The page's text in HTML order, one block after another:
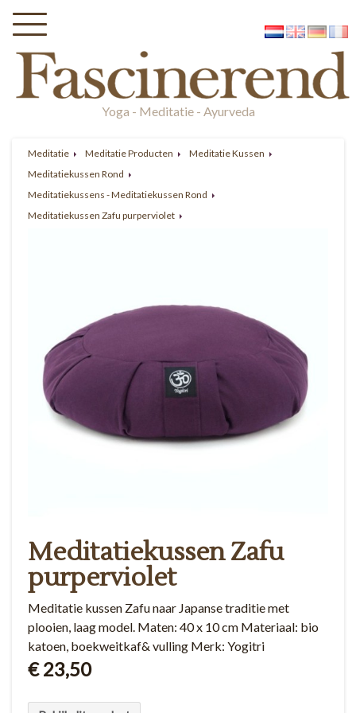
Yoga - Meditatie - Ayurveda
Meditatie Meditatie Producten
Meditatie Kussen
Meditatiekussen Rond
Meditatiekussens - Meditatiekussen Rond
Meditatiekussen Zafu purperviolet
Meditatiekussen Zafu
purperviolet
Meditatie kussen Zafu naar Japanse traditie met
plooien, laag model. Maten: 40 x 10 cm Materiaal: bio
katoen, boekweitkaf& vulling Merk: Yogitri
€ 23,50